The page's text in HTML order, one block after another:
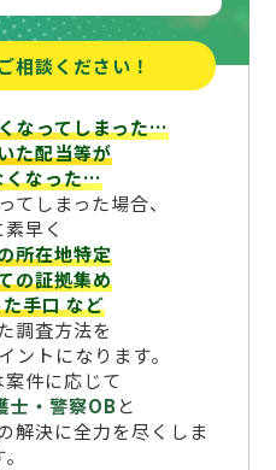
相談ください！
なってしまった…
た配当等が
くなった…
てしまった場合、
早く
所在地特定
の証拠集め
手口など
調査方法を
ントになります。
件に応じて
士・警察OBと
解決に全力を尽くしま